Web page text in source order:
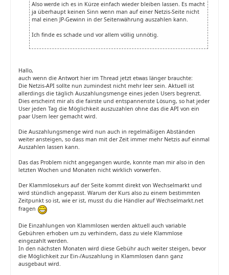
Also werde ich es in Kürze einfach wieder bleiben lassen. Es macht
ja überhaupt keinen Sinn wenn man auf einer Netzis-Seite nicht
mal einen JP-Gewinn in der Seitenwährung auszahlen kann.
Ich finde es schade und vor allem völlig unnötig.
Hallo,
auch wenn die Antwort hier im Thread jetzt etwas länger brauchte:
Die Netzis-API sollte nun zumindest nicht mehr leer sein. Aktuell ist
allerdings die täglich Auszahlungsmenge eines jeden Users begrenzt.
Dies erscheint mir als die fairste und entspannenste Lösung, so hat jeder
User jeden Tag die Möglichkeit auszuzahlen ohne das die API von ein
paar Usern leer gemacht wird.
Die Auszahlungsmenge wird nun auch in regelmäßigen Abständen
weiter ansteigen, so dass man mit der Zeit immer mehr Netzis auf einmal
Auszahlen lassen kann.
Das das Problem nicht angegangen wurde, konnte man mir also in den
letzten Wochen und Monaten nicht wirklich vorwerfen.
Der Klammlosekurs auf der Seite kommt direkt von Wechselmarkt und
wird stündlich angepasst. Warum der Kurs also zu einem bestimmten
Zeitpunkt so ist, wie er ist, musst du die Händler auf Wechselmarkt.net
fragen
Die Einzahlungen von Klammlosen werden aktuell auch variable
Gebühren erhoben um zu verhindern, dass zu viele Klammlose
eingezahlt werden.
In den nächsten Monaten wird diese Gebühr auch weiter steigen, bevor
die Möglichkeit zur Ein-/Auszahlung in Klammlosen dann ganz
ausgebaut wird.